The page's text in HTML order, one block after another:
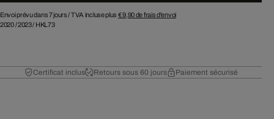
Envoi prévu dans 7 jours /TVA incluse plus € 9,90de frais d'envoi
2020/2023/ HKL73
Certificat inclus Retours sous 60 jours Paiement sécurisé